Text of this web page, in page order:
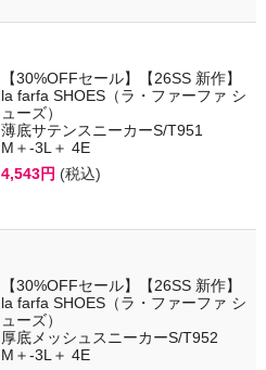
【30%OFFセール】【26SS 新作】
la farfa SHOES（ラ・ファーファ シ
ューズ）
薄底サテンスニーカーS/T951
M＋-3L＋ 4E
4,543円 (税込)
【30%OFFセール】【26SS 新作】
la farfa SHOES（ラ・ファーファ シ
ューズ）
厚底メッシュスニーカーS/T952
M＋-3L＋ 4E